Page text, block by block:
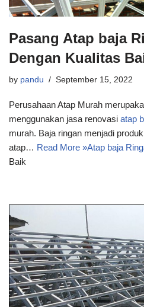
Pasang Atap baja
Dengan Kualitas
by pandu September 15, 2022
Perusahaan Atap Murah
menggunakan jasa renovasi atap
murah. Baja ringan menjadi
atap… Read More »Atap baja
Baik